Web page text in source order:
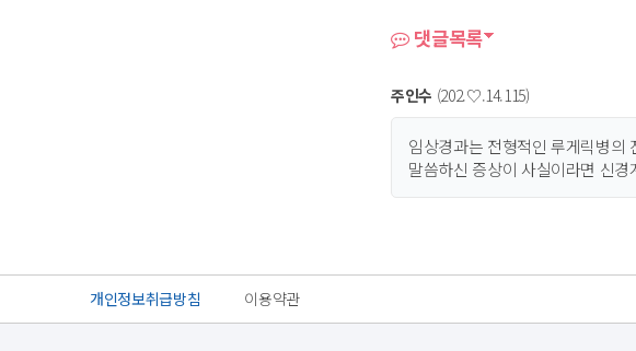
댓글목록
주인수 (202.♡.14.115)
임상경과는 전형적인 루게릭병의
말씀하신 증상이 사실이라면 신
개인정보취급방침 이용약관